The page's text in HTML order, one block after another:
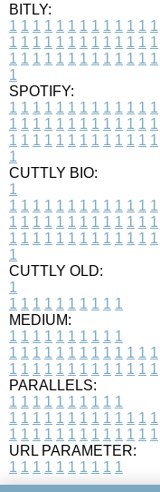
BITLY:
1 1 1 1 1 1 1 1 1 1 1 1 1
1 1 1 1 1 1 1 1 1 1 1 1 1
1 1 1 1 1 1 1 1 1 1 1 1 1
1
SPOTIFY:
1 1 1 1 1 1 1 1 1 1 1 1 1
1 1 1 1 1 1 1 1 1 1 1 1 1
1 1 1 1 1 1 1 1 1 1 1 1 1
1
CUTTLY BIO:
1
1 1 1 1 1 1 1 1 1 1 1 1 1
1 1 1 1 1 1 1 1 1 1 1 1 1
1 1 1 1 1 1 1 1 1 1 1 1 1
1
CUTTLY OLD:
1
1 1 1 1 1 1 1 1 1 1
MEDIUM:
1 1 1 1 1 1 1 1 1 1
1 1 1 1 1 1 1 1 1 1 1 1 1
1 1 1 1 1 1 1 1 1 1 1 1 1
PARALLELS:
1 1 1 1 1 1 1 1 1 1
1 1 1 1 1 1 1 1 1 1 1 1 1
1 1 1 1 1 1 1 1 1 1 1 1 1
URL PARAMETER:
1 1 1 1 1 1 1 1 1 1